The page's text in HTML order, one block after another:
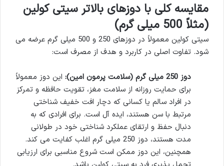
مقایسه کلی با دوزهای بالاتر سیتی کولین
(مثلاً 500 میلی گرم)
سیتی کولین معمولاً در دوزهای 250 و 500 میلی گرم عرضه می
شود. تفاوت اصلی در کاربرد و هدف از مصرف است:
دوز 250 میلی گرم (سلامت پرمون امین):
این دوز معمولاً
برای حمایت روزانه از سلامت مغز، تقویت حافظه و تمرکز
در افراد سالم یا کسانی که دچار افت خفیف شناختی
مرتبط با سن هستند، ایده آل است. برای افرادی که به
دنبال حفظ و ارتقای عملکرد شناختی خود در طولانی
مدت هستند، دوز 250 میلی گرم اغلب کفایت می کند.
همچنین، این دوز ممکن است شروع مناسبی برای ارزیابی